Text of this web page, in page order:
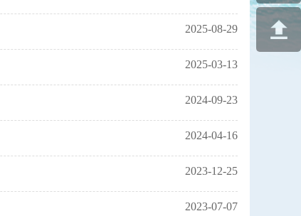
2025-08-29
2025-03-13
2024-09-23
2024-04-16
2023-12-25
2023-07-07